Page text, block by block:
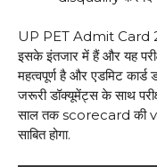
UP PET Admit Card
इसके इंतजार में हैं और यह
महत्वपूर्ण है और एडमिट कार्ड
जरूरी डॉक्यूमेंट्स के साथ
साल तक scorecard की
साबित होगा.